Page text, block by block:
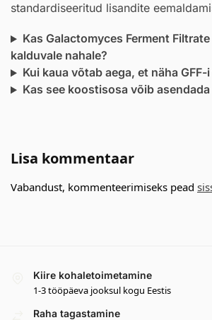
standardiseeritud lisandite
Kas Galactomyces Ferment
kalduvale nahale?
Kui kaua võtab aega, et näha GFF-
Kas see koostisosa võib
Lisa kommentaar
Vabandust, kommenteerimiseks pead
Kiire kohaletoimetamine
1-3 tööpäeva jooksul kogu Eestis
Raha tagastamine